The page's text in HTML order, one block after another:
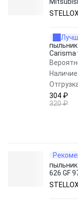
11-
STELLOX
Carisma
Наличие
304 ₽
320 ₽
626 GF
STELLOX